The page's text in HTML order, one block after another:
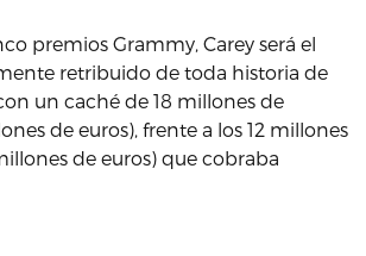
premios Grammy, Carey será el
retribuido de toda historia de
un caché de 18 millones de
de euros), frente a los 12 millones
de euros) que cobraba